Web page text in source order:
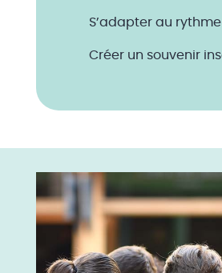
S’adapter au
Créer un souvenir